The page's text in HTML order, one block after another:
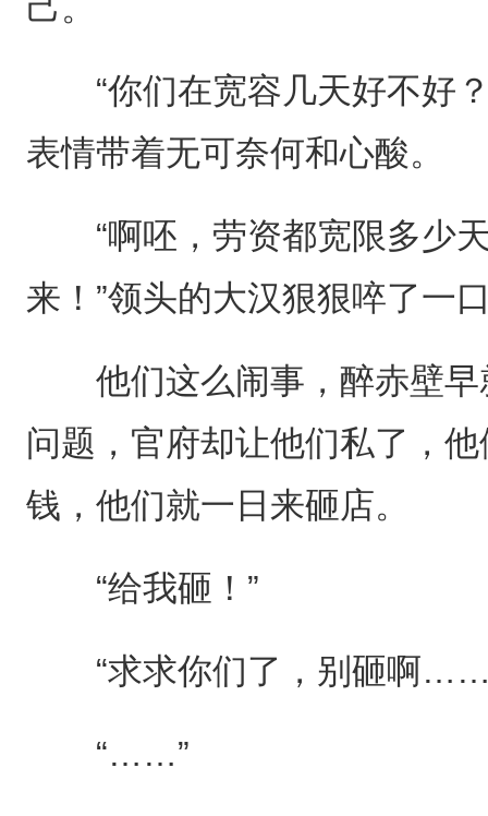
“你们在宽容几天好不好？
表情带着无可奈何和心酸。
“啊呸，劳资都宽限多少天
来！”领头的大汉狠狠啐了一
他们这么闹事，醉赤壁早
问题，官府却让他们私了，
钱，他们就一日来砸店。
“给我砸！”
“求求你们了，别砸啊
“……”